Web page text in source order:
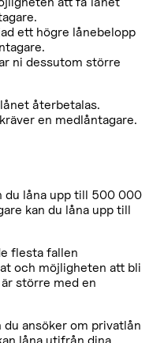
ett högre lånebelopp
ni dessutom större
återbetalas.
en medlåntagare.
du låna upp till 500 000
kan du låna upp till
flesta fallen
och möjligheten att bli
större med en
du ansöker om privatlån